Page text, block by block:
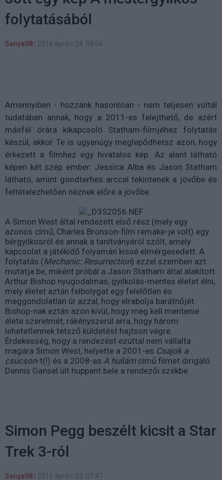
folytatásából
Sanya08 2016 április 24. 08:06
Amennyiben - hozzánk hasonlóan - nem teljesen voltál
tudatában annak, hogy a 2011-es felejthető, de azért
másfél órára kikapcsoló Statham-filmjéhez folytatás
készül, akkor Te is ugyanúgy meglepődhetsz azon, hogy
érkezett a filmhez egy hivatalos kép. Az alant látható
képen két szép ember: Jessica Alba és Jason Statham
látható, amint gondterhes arccal tekintenek a jövőbe és
feltételezhetően néznek előre a jövőbe.
A Simon West által rendezett első rész (mely egy
azonos című, Charles Bronson-film remake-je volt) egy
bérgyilkosról és annak a tanítványáról szólt, amely
kapcsolat a játékidő folyamán kissé elmérgesedett. A
folytatás (Mechanic: Resurrection) ezzel szemben azt
mutatja be, miként próbál a Jason Statham által alakított
Arthur Bishop nyugodalmas, gyilkolás-mentes életet élni,
mely életet aztán felbolygat egy felelőtlen és
meggondolatlan úr azzal, hogy elrabolja barátnőjét.
Bishop-nak eztán azon kívül, hogy meg kell mentenie
élete szerelmét, rákényszerül arra, hogy három
lehetetlennek tetsző küldetést hajtson végre.
Érdekesség, hogy a rendezést ezúttal nem vállalta
magára Simon West, helyette a 2001-es Csajok a
csúcson-t(!) és a 2008-as A hullám című filmet dirigáló
Dennis Gansel ült huppant bele a rendezői székbe.
Simon Pegg beszélt kicsit a Star
Trek 3-ról
Sanya08 2016 április 23. 07:47